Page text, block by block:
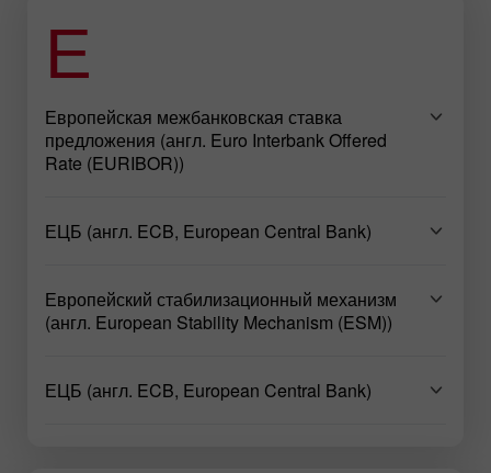
Е
Европейская межбанковская ставка
предложения (англ. Euro Interbank Offered
Rate (EURIBOR))
ЕЦБ (англ. ECB, European Central Bank)
Европейский стабилизационный механизм
(англ. European Stability Mechanism (ESM))
ЕЦБ (англ. ECB, European Central Bank)